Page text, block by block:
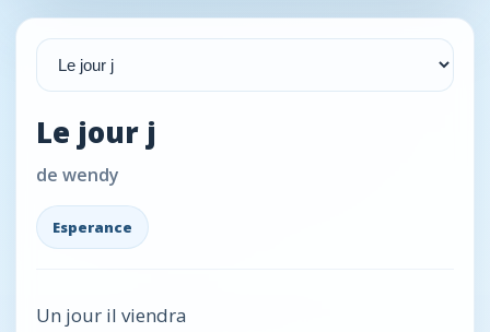
Le jour j
de wendy
Esperance
Un jour il viendra